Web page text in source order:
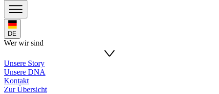
DE
Wer wir sind
Unsere Story
Unsere DNA
Kontakt
Zur Übersicht